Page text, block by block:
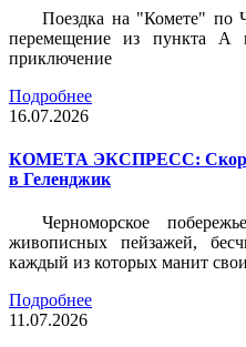
Поездка на "Комете" по
перемещение из пункта А
приключение
Подробнее
16.07.2026
КОМЕТА ЭКСПРЕСС:
в Геленджик
Черноморское
живописных пейзажей,
каждый из которых манит
Подробнее
11.07.2026